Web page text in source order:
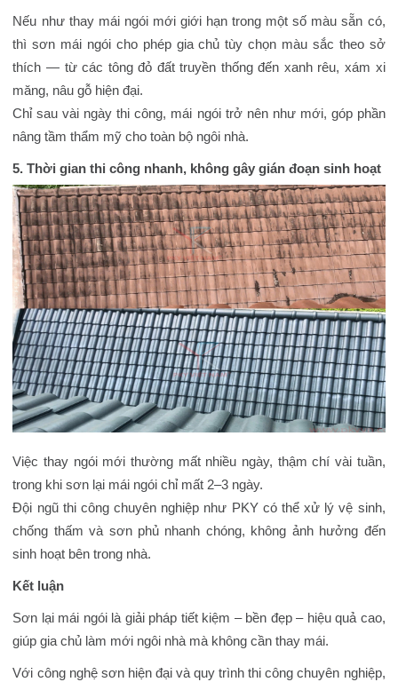
Nếu như thay mái ngói mới giới hạn trong một số màu sẵn có,
thì sơn mái ngói cho phép gia chủ tùy chọn màu sắc theo sở
thích — từ các tông đỏ đất truyền thống đến xanh rêu, xám xi
măng, nâu gỗ hiện đại.
Chỉ sau vài ngày thi công, mái ngói trở nên như mới, góp phần
nâng tầm thẩm mỹ cho toàn bộ ngôi nhà.
5. Thời gian thi công nhanh, không gây gián đoạn sinh hoạt
Việc thay ngói mới thường mất nhiều ngày, thậm chí vài tuần,
trong khi sơn lại mái ngói chỉ mất 2–3 ngày.
Đội ngũ thi công chuyên nghiệp như PKY có thể xử lý vệ sinh,
chống thấm và sơn phủ nhanh chóng, không ảnh hưởng đến
sinh hoạt bên trong nhà.
Kết luận
Sơn lại mái ngói là giải pháp tiết kiệm – bền đẹp – hiệu quả cao,
giúp gia chủ làm mới ngôi nhà mà không cần thay mái.
Với công nghệ sơn hiện đại và quy trình thi công chuyên nghiệp,